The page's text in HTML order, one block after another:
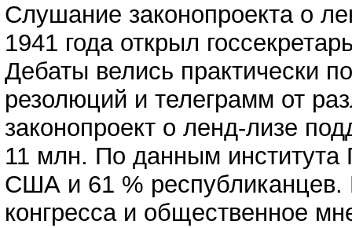
Слушание законопроекта о
1941 года открыл
Дебаты велись практически
резолюций и телеграмм от
законопроект о ленд-лизе
11 млн. По данным института
США и 61 % республиканцев.
конгресса и общественное